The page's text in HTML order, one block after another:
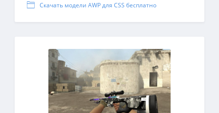
Скачать модели AWP для CSS бесплатно